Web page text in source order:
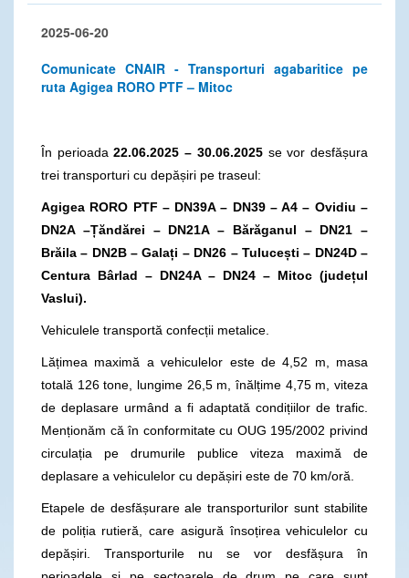
2025-06-20
Comunicate CNAIR - Transporturi agabaritice pe
ruta Agigea RORO PTF – Mitoc
În perioada22.06.2025 – 30.06.2025se vor desfășura
trei transporturi cu depășiri pe traseul:
Agigea RORO PTF – DN39A – DN39 – A4 – Ovidiu –
DN2A –Țăndărei – DN21A – Bărăganul – DN21 –
Brăila – DN2B – Galați – DN26 – Tulucești – DN24D –
Centura Bârlad – DN24A – DN24 – Mitoc (județul
Vaslui).
Vehiculele transportă confecții metalice.
Lățimea maximă a vehiculelor este de 4,52 m, masa
totală 126 tone, lungime 26,5 m, înălțime 4,75 m, viteza
de deplasare urmând a fi adaptată condițiilor de trafic.
Menționăm că în conformitate cu OUG 195/2002 privind
circulația pe drumurile publice viteza maximă de
deplasare a vehiculelor cu depășiri este de 70 km/oră.
Etapele de desfășurare ale transporturilor sunt stabilite
de poliția rutieră, care asigură însoțirea vehiculelor cu
depășiri. Transporturile nu se vor desfășura în